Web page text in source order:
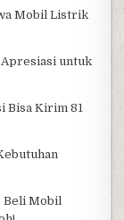
Mobil Listrik
untuk
Bisa Kirim 81
Beli Mobil